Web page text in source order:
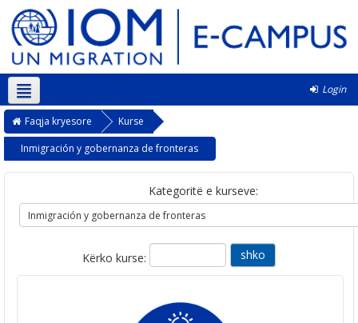
Login
Shqip ‎(sq)‎
Faqja kryesore
Kurse
Inmigración y gobernanza de fronteras
Kategoritë e kurseve:
Kërko kurse: